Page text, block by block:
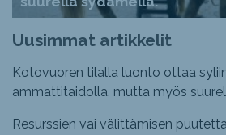
Uusimmat artikkelit
Kotovuoren tilalla luonto ottaa
ammattitaidolla, mutta myös
Resurssien vai välittämisen